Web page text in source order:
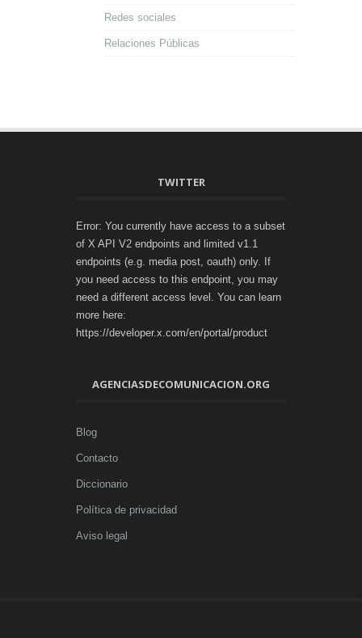
Redes sociales
Relaciones Públicas
TWITTER
Error: You currently have access to a subset
of X API V2 endpoints and limited v1.1
endpoints (e.g. media post, oauth) only. If
you need access to this endpoint, you may
need a different access level. You can learn
more here:
https://developer.x.com/en/portal/product
AGENCIASDECOMUNICACION.ORG
Blog
Contacto
Diccionario
Política de privacidad
Aviso legal